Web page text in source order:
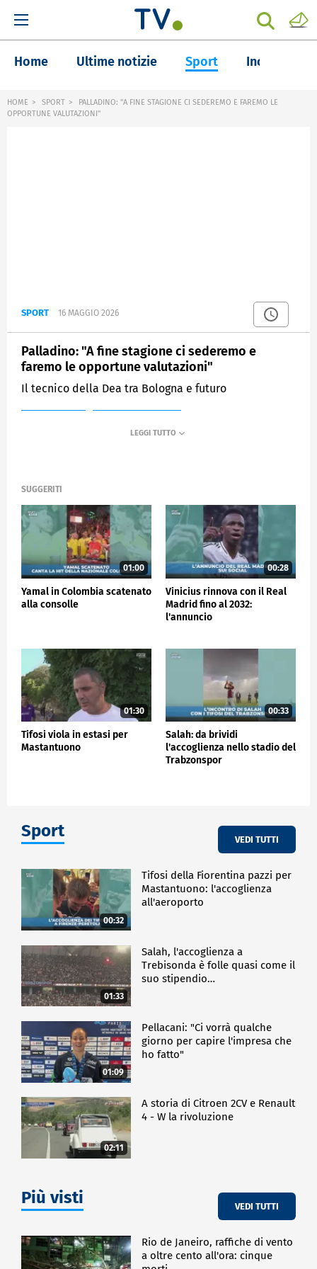
Home Ultime notizie Sport Inchieste
HOME SPORT
PALLADINO: "A FINE STAGIONE CI SEDEREMO E FAREMO LE
OPPORTUNE VALUTAZIONI"
SPORT 16 MAGGIO 2026
Palladino: "A fine stagione ci sederemo e
faremo le opportune valutazioni"
Il tecnico della Dea tra Bologna e futuro
SUGGERITI
01:00
Yamal in Colombia scatenato
alla consolle
00:28
Vinicius rinnova con il Real
Madrid fino al 2032:
l'annuncio
01:30
Tifosi viola in estasi per
Mastantuono
00:33
Salah: da brividi
l'accoglienza nello stadio del
Trabzonspor
Sport VEDI TUTTI
00:32
Tifosi della Fiorentina pazzi per
Mastantuono: l'accoglienza
all'aeroporto
01:33
Salah, l'accoglienza a
Trebisonda è folle quasi come il
suo stipendio…
01:09
Pellacani: "Ci vorrà qualche
giorno per capire l'impresa che
ho fatto"
02:11
A storia di Citroen 2CV e Renault
4 - W la rivoluzione
Più visti VEDI TUTTI
Rio de Janeiro, raffiche di vento
a oltre cento all'ora: cinque